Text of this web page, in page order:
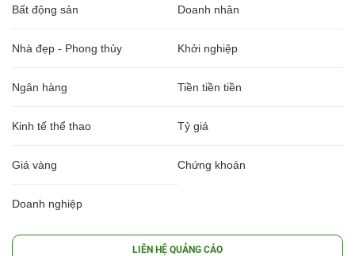
Bất động sản Doanh nhân
Nhà đẹp - Phong thủy Khởi nghiệp
Ngân hàng Tiền tiền tiền
Kinh tế thể thao Tỷ giá
Giá vàng Chứng khoán
Doanh nghiệp
LIÊN HỆ QUẢNG CÁO